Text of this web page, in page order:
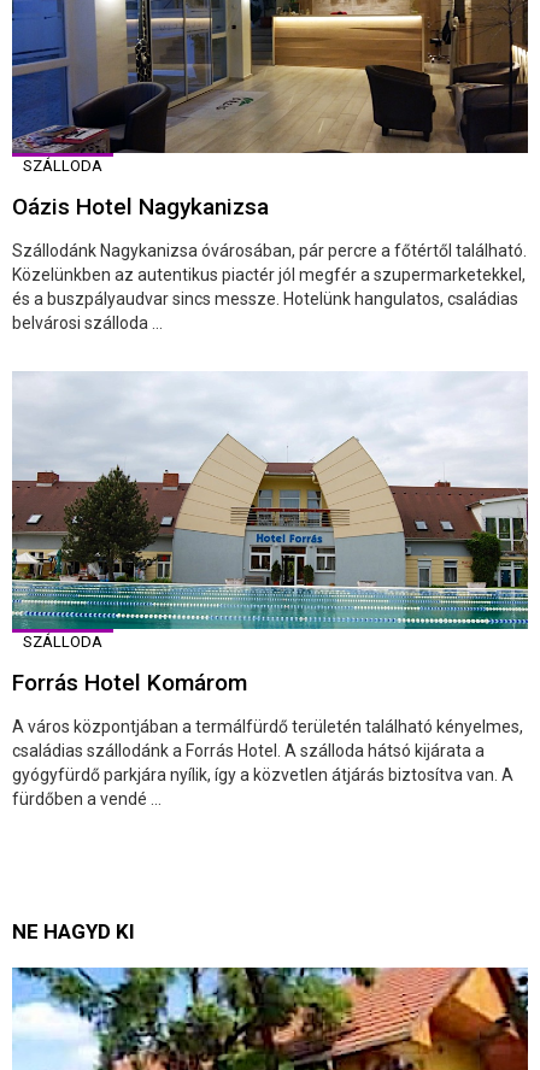
SZÁLLODA
Oázis Hotel Nagykanizsa
Szállodánk Nagykanizsa óvárosában, pár percre a főtértől található.
Közelünkben az autentikus piactér jól megfér a szupermarketekkel,
és a buszpályaudvar sincs messze. Hotelünk hangulatos, családias
belvárosi szálloda ...
SZÁLLODA
Forrás Hotel Komárom
A város központjában a termálfürdő területén található kényelmes,
családias szállodánk a Forrás Hotel. A szálloda hátsó kijárata a
gyógyfürdő parkjára nyílik, így a közvetlen átjárás biztosítva van. A
fürdőben a vendé ...
NE HAGYD KI